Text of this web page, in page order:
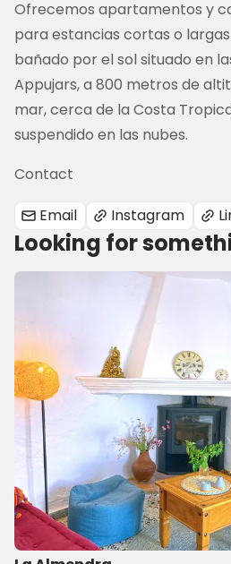
Ofrecemos apartamentos y
para estancias cortas o
bañado por el sol situado en
Appujars, a 800 metros de
mar, cerca de la Costa
suspendido en las nubes.
Contact
Email
Instagram
Looking for